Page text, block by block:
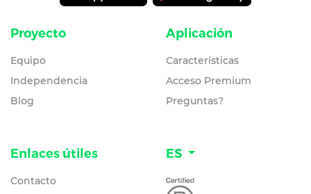
Proyecto
Equipo
Independencia
Blog
Aplicación
Características
Acceso Premium
Preguntas?
Enlaces útiles
Contacto
ES